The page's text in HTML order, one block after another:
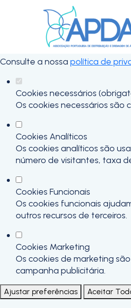
Defina as suas
Este website utiliza cookies
funcionalidades.
Consulte a nossa política de
Cookies necessários
Os cookies necessários são
Cookies Analíticos
Os cookies analíticos são
número de visitantes, taxa
Cookies Funcionais
Os cookies funcionais
outros recursos de terceiros.
Cookies Marketing
Os cookies de marketing
campanha publicitária.
Ajustar preferências Aceitar